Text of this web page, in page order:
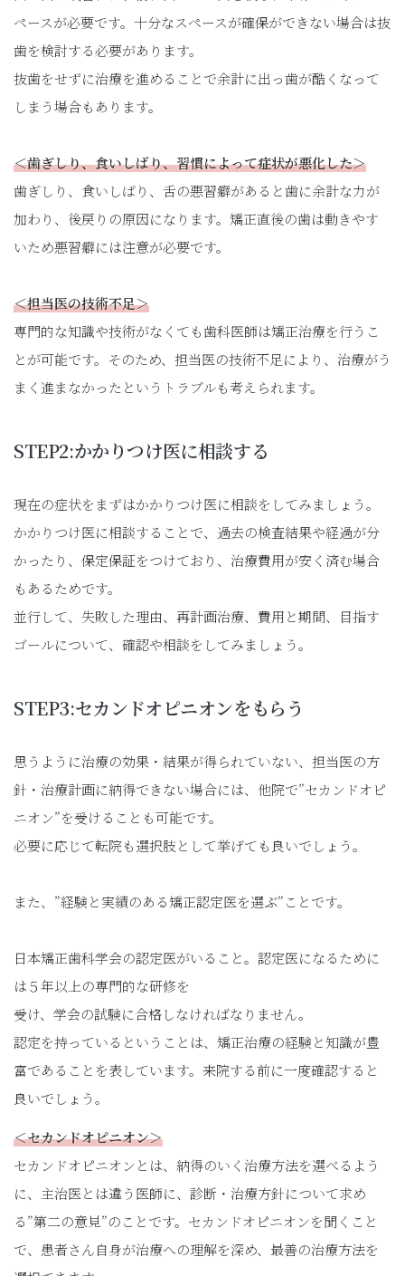
ペースが必要です。十分なスペースが確保ができない場合は抜
歯を検討する必要があります。
抜歯をせずに治療を進めることで余計に出っ歯が酷くなって
しまう場合もあります。
＜歯ぎしり、食いしばり、習慣によって症状が悪化した＞
歯ぎしり、食いしばり、舌の悪習癖があると歯に余計な力が
加わり、後戻りの原因になります。矯正直後の歯は動きやす
いため悪習癖には注意が必要です。
＜担当医の技術不足＞
専門的な知識や技術がなくても歯科医師は矯正治療を行うこ
とが可能です。そのため、担当医の技術不足により、治療がう
まく進まなかったというトラブルも考えられます。
STEP2:かかりつけ医に相談する
現在の症状をまずはかかりつけ医に相談をしてみましょう。
かかりつけ医に相談することで、過去の検査結果や経過が分
かったり、保定保証をつけており、治療費用が安く済む場合
もあるためです。
並行して、失敗した理由、再計画治療、費用と期間、目指す
ゴールについて、確認や相談をしてみましょう。
STEP3:セカンドオピニオンをもらう
思うように治療の効果・結果が得られていない、担当医の方
針・治療計画に納得できない場合には、他院で”セカンドオピ
ニオン”を受けることも可能です。
必要に応じて転院も選択肢として挙げても良いでしょう。
また、”経験と実績のある矯正認定医を選ぶ”ことです。
日本矯正歯科学会の認定医がいること。認定医になるために
は５年以上の専門的な研修を
受け、学会の試験に合格しなければなりません。
認定を持っているということは、矯正治療の経験と知識が豊
富であることを表しています。来院する前に一度確認すると
良いでしょう。
＜セカンドオピニオン＞
セカンドオピニオンとは、納得のいく治療方法を選べるよう
に、主治医とは違う医師に、診断・治療方針について求め
る”第二の意見”のことです。セカンドオピニオンを聞くこと
で、患者さん自身が治療への理解を深め、最善の治療方法を